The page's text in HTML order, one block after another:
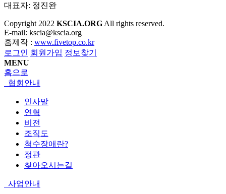
대표자: 정진완
Copyright 2022 KSCIA.ORG All rights reserved.
E-mail: kscia@kscia.org
홈제작 : www.fivetop.co.kr
로그인 회원가입 정보찾기
MENU
홈으로
협회안내
인사말
연혁
비전
조직도
척수장애란?
정관
찾아오시는길
사업안내